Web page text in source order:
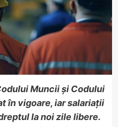
Muncii și Codului
în vigoare, iar salariații
la noi zile libere.